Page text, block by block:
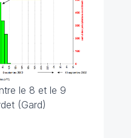
le 8 et le 9
(Gard)